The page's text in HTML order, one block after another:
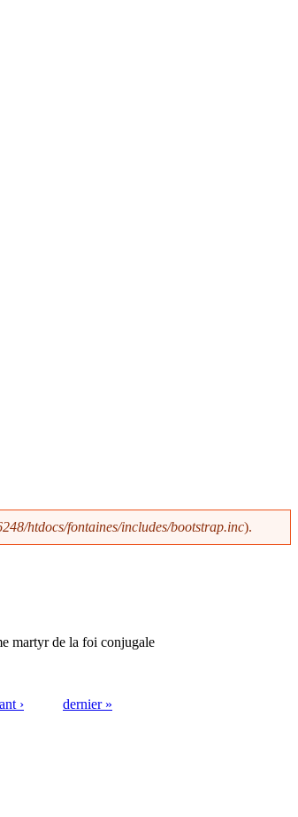
htdocs/fontaines/includes/bootstrap.inc).
martyr de la foi conjugale
› dernier »